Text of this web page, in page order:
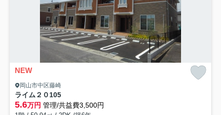
NEW
岡山市中区藤崎
ライム２０105
5.6万円 管理/共益費3,500円